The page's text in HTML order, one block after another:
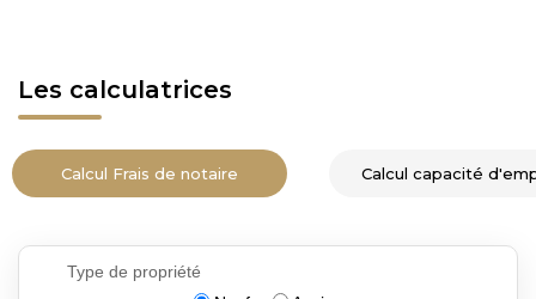
Les calculatrices
Calcul Frais de notaire Calcul capacité